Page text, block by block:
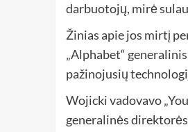
darbuotojų, mirė
Žinias apie jos mirtį
„Alphabet“
pažinojusių
Wojicki vadovavo
generalinės